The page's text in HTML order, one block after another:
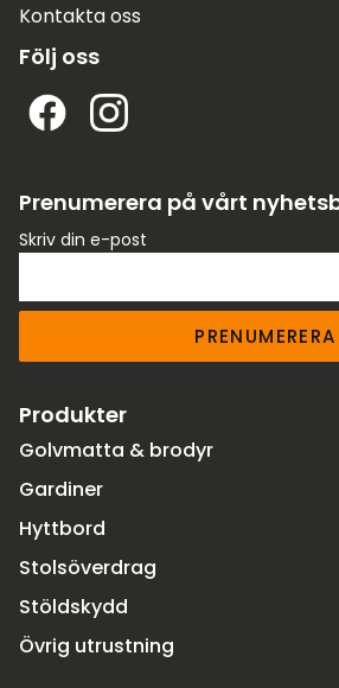
Kontakta oss
Följ oss
Prenumerera på vårt
Skriv din e-post
PRENUMERERA
Produkter
Golvmatta & brodyr
Gardiner
Hyttbord
Stolsöverdrag
Stöldskydd
Övrig utrustning